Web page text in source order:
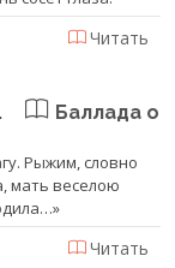
Читать
Баллада о
Рыжим, словно
мать веселою
Читать